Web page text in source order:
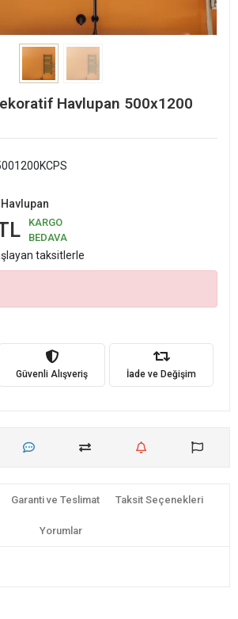
Havlupan 500x1200
KARGO
BEDAVA
taksitlerle
Güvenli Alışveriş İade ve Değişim
Garanti ve Teslimat Taksit Seçenekleri
Yorumlar